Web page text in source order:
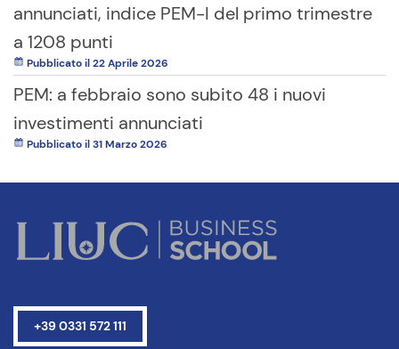
annunciati, indice PEM-I del primo trimestre
a 1208 punti
Pubblicato il 22 Aprile 2026
PEM: a febbraio sono subito 48 i nuovi
investimenti annunciati
Pubblicato il 31 Marzo 2026
+39 0331 572 111